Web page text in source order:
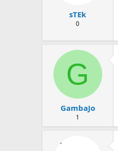
sTEk
0
G
GambaJo
1